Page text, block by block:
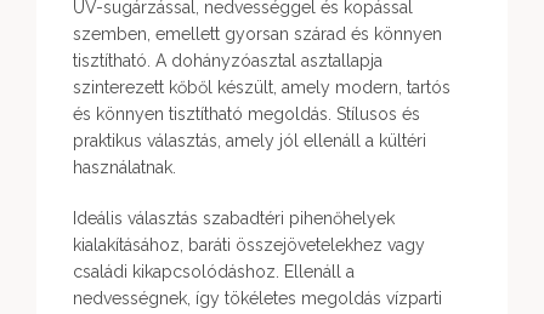
UV-sugárzással, nedvességgel és kopással
szemben, emellett gyorsan szárad és könnyen
tisztítható. A dohányzóasztal asztallapja
szinterezett kőből készült, amely modern, tartós
és könnyen tisztítható megoldás. Stílusos és
praktikus választás, amely jól ellenáll a kültéri
használatnak.
Ideális választás szabadtéri pihenőhelyek
kialakításához, baráti összejövetelekhez vagy
családi kikapcsolódáshoz. Ellenáll a
nedvességnek, így tökéletes megoldás vízparti